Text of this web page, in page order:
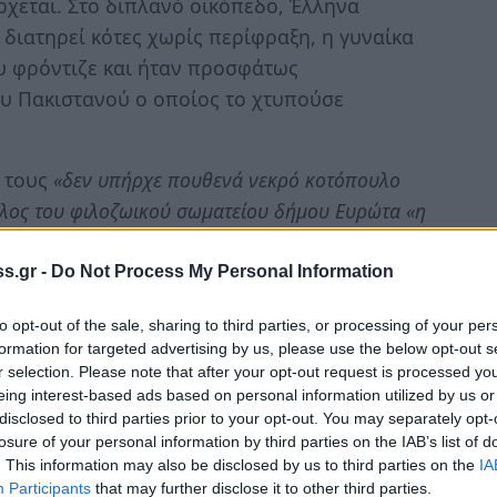
- Do Not Process My Personal Information
opt-out of the sale, sharing to third parties, or processing of your
for targeted advertising by us, please use the below opt-out
selection. Please note that after your opt-out request is processed
interest-based ads based on personal information utilized by us
to third parties prior to your opt-out. You may separately
of your personal information by third parties on the IAB’s list of
This information may also be disclosed by us to third parties on the
Participants that may further disclose it to other third parties.
κότες χωρίς περίφραξη, η γυναίκα
φρόντιζε και ήταν προσφάτως
Πακιστανού ο οποίος το χτυπούσε
«δεν υπήρχε πουθενά νεκρό κοτόπουλο
του φιλοζωικού σωματείου δήμου Ευρώτα «η
σκυλίτσα. Η γυναίκα πήρε απ' τα χέρια της το
στο τοπικό Αστυνομικό Τμήμα της
οικοπέδου είναι μονίμως ανοιχτή και αυτό έχει
και να βγαίνουν τα ζώα του οικοπέδου έξω».
στο Αστυνομικό Τμήμα και ακολουθήθηκαν
Η άτυχη σκυλίτσα είναι τρομοκρατημένη